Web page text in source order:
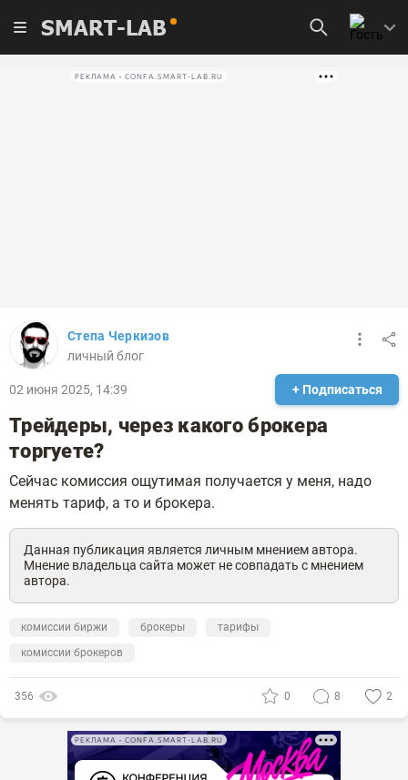
SMART-LAB
РЕКЛАМА • CONFA.SMART-LAB.RU
Степа Черкизов
личный блог
02 июня 2025, 14:39 + Подписаться
Трейдеры, через какого брокера
торгуете?
Сейчас комиссия ощутимая получается у меня, надо
менять тариф, а то и брокера.
Данная публикация является личным мнением автора.
Мнение владельца сайта может не совпадать с мнением
автора.
комиссии биржи брокеры
тарифы
комиссии брокеров
356 0 8 2
РЕКЛАМА • CONFA.SMART-LAB.RU